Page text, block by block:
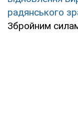
радянського
Збройним